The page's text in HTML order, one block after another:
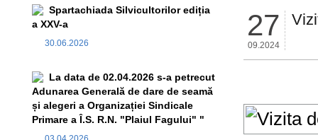
Spartachiada Silvicultorilor ediția
a XXV-a
30.06.2026
La data de 02.04.2026 s-a petrecut
Adunarea Generală de dare de seamă
și alegeri a Organizației Sindicale
Primare a Î.S. R.N. "Plaiul Fagului" "
27
09.2024